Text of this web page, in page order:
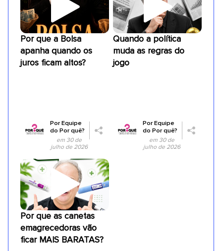
Por que a Bolsa
apanha quando os
juros ficam altos?
PorEquipe
do Por quê?
em 30 de
julho de 2026
Quando a política
muda as regras do
jogo
PorEquipe
do Por quê?
em 30 de
julho de 2026
Por que as canetas
emagrecedoras vão
ficar MAIS BARATAS?